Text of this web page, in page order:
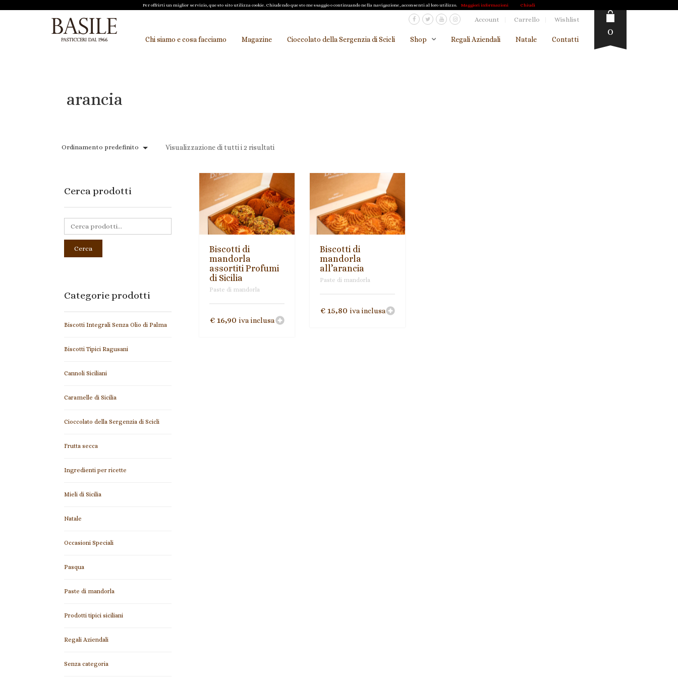
Account Carrello Wishlist
Chi siamo e cosa facciamo Magazine Cioccolato della Sergenzia di Scicli Shop Regali Aziendali Natale Contatti
0
arancia
Ordinamento predefinito Visualizzazione di tutti i 2 risultati
Biscotti di
mandorla
assortiti Profumi
di Sicilia
Paste di mandorla
€16,90 iva inclusa
Biscotti di
mandorla
all’arancia
Paste di mandorla
€15,80 iva inclusa
Cerca prodotti
Cerca
Categorie prodotti
Biscotti Integrali Senza Olio di Palma
Biscotti Tipici Ragusani
Cannoli Siciliani
Caramelle di Sicilia
Cioccolato della Sergenzia di Scicli
Frutta secca
Ingredienti per ricette
Mieli di Sicilia
Natale
Occasioni Speciali
Pasqua
Paste di mandorla
Prodotti tipici siciliani
Regali Aziendali
Senza categoria
Per offrirti un miglior servizio, questo sito utilizza cookie. Chiudendo questo messaggio o continuando nella navigazione, acconsenti al loro utilizzo. Maggiori informazioni Chiudi